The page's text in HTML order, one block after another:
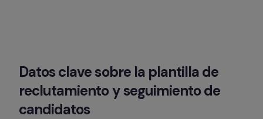
Datos clave sobre la plantilla de
reclutamiento y seguimiento de
candidatos